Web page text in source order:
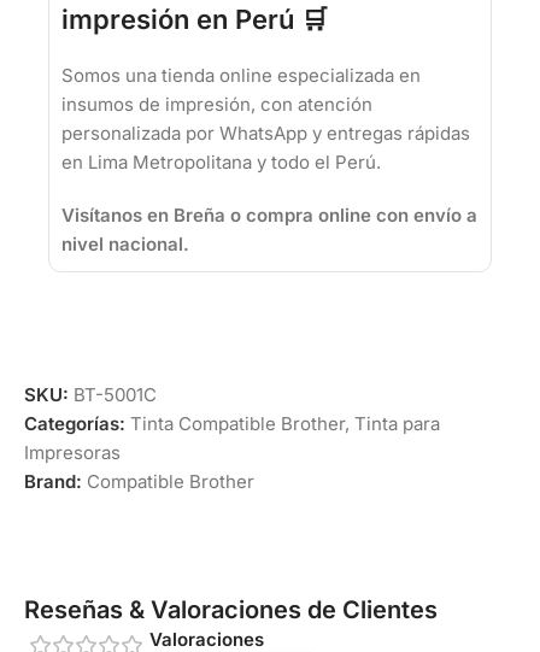
impresión en Perú 🛒
Somos una tienda online especializada en
insumos de impresión, con atención
personalizada por WhatsApp y entregas rápidas
en Lima Metropolitana y todo el Perú.
Visítanos en Breña o compra online con envío a
nivel nacional.
SKU: BT-5001C
Categorías: Tinta Compatible Brother, Tinta para
Impresoras
Brand: Compatible Brother
Reseñas & Valoraciones de Clientes
Valoraciones